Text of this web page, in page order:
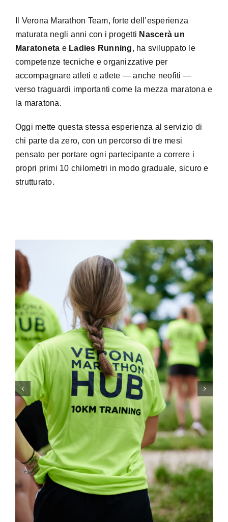
Il Verona Marathon Team, forte dell’esperienza
maturata negli anni con i progetti Nascerà un
Maratoneta e Ladies Running, ha sviluppato le
competenze tecniche e organizzative per
accompagnare atleti e atlete — anche neofiti —
verso traguardi importanti come la mezza maratona e
la maratona.
Oggi mette questa stessa esperienza al servizio di
chi parte da zero, con un percorso di tre mesi
pensato per portare ogni partecipante a correre i
propri primi 10 chilometri in modo graduale, sicuro e
strutturato.